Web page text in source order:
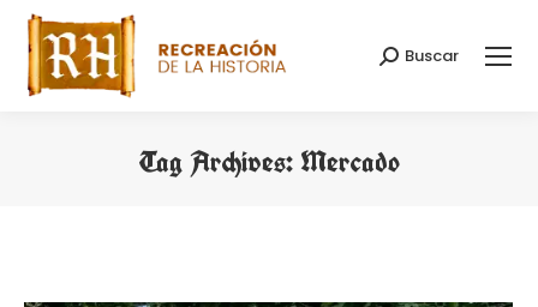
Search:
Buscar
Tag Archives: Mercado